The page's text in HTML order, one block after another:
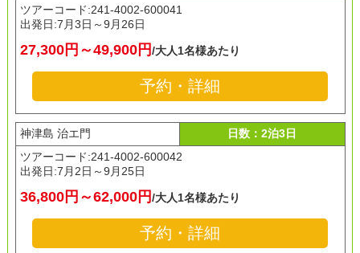
ツアーコード:241-4002-600041
出発日:7月3日～9月26日
27,300円～49,900円/大人1名様あたり
予約・詳細
神津島 治エ門
日数：2泊3日
ツアーコード:241-4002-600042
出発日:7月2日～9月25日
36,800円～62,000円/大人1名様あたり
予約・詳細